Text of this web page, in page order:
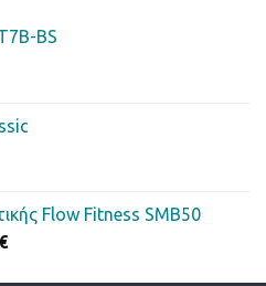
BS
Flow Fitness SMB50
Η